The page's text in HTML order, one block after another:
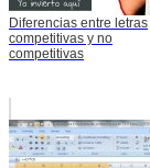
Diferencias entre letras
competitivas y no
competitivas